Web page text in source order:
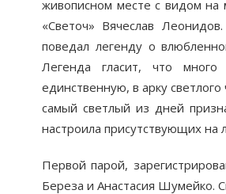
живописном месте с видом
«Светоч» Вячеслав
поведал легенду о
Легенда гласит, что
единственную, в арку
самый светлый из дней
настроила присутствующих на
Первой парой,
Береза и Анастасия Шумейко.